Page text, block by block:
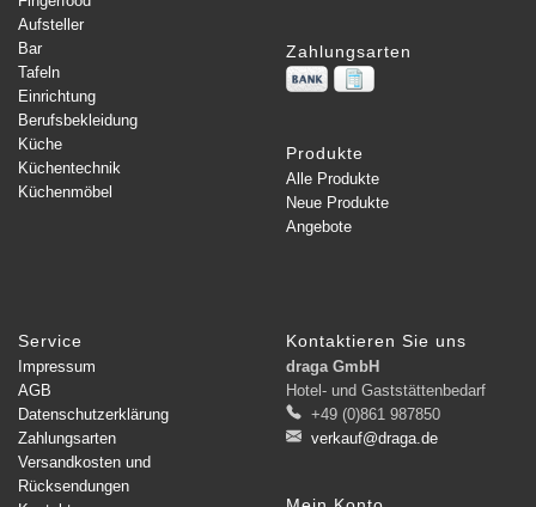
Aufsteller
Bar
Tafeln
Einrichtung
Berufsbekleidung
Küche
Küchentechnik
Küchenmöbel
Zahlungsarten
Produkte
Alle Produkte
Neue Produkte
Angebote
Service
Impressum
AGB
Datenschutzerklärung
Zahlungsarten
Versandkosten und
Rücksendungen
Kontaktieren Sie uns
draga GmbH
Hotel- und Gaststättenbedarf
+49 (0)861 987850
verkauf@draga.de